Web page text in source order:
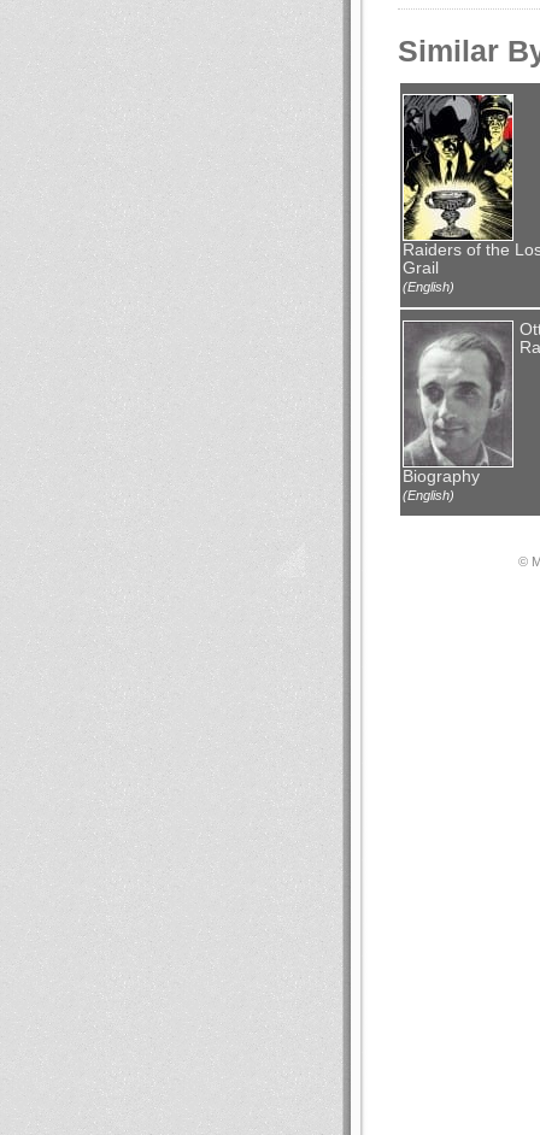
Similar
Raiders of the
Grail
(English)
Biography
(English)
©